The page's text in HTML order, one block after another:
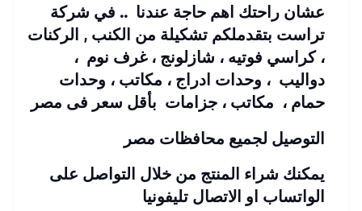
عشان راحتك اهم حاجة عندنا .. في شركة
تراست بتقدملكم تشكيلة من الكنب , الركنات
، كراسي فوتيه ، شازلونج ، غرف نوم ،
دواليب ، وحدات ادراج ، مكاتب ، وحدات
حمام ، مكاتب ، جزامات بأقل سعر فى مصر
التوصيل لجميع محافظات مصر
يمكنك شراء المنتج من خلال التواصل على
الواتساب او الاتصال تليفونيا